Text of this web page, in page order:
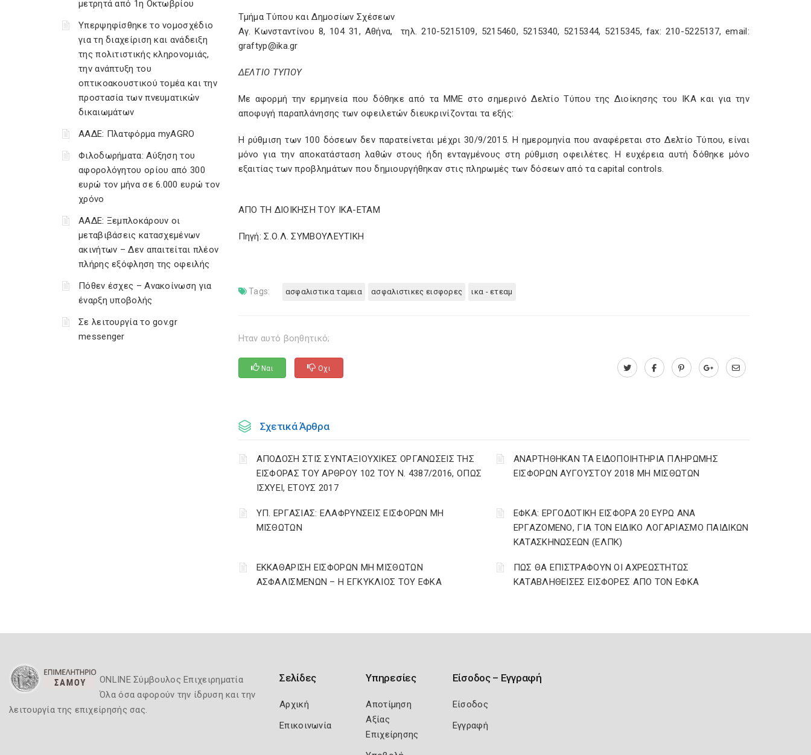
μετρητά από 1η Οκτωβρίου
Υπερψηφίσθηκε το νομοσχέδιο
για τη διαχείριση και ανάδειξη
της πολιτιστικής κληρονομιάς,
την ανάπτυξη του
οπτικοακουστικού τομέα και την
προστασία των πνευματικών
δικαιωμάτων
ΑΑΔΕ: Πλατφόρμα myAGRO
Φιλοδωρήματα: Αύξηση του
αφορολόγητου ορίου από 300
ευρώ τον μήνα σε 6.000 ευρώ τον
χρόνο
ΑΑΔΕ: Ξεμπλοκάρουν οι
μεταβιβάσεις κατασχεμένων
ακινήτων – Δεν απαιτείται πλέον
πλήρης εξόφληση της οφειλής
Πόθεν έσχες – Ανακοίνωση για
έναρξη υποβολής
Σε λειτουργία το gov.gr
messenger
Τμήμα Τύπου και Δημοσίων Σχέσεων
Αγ. Κωνσταντίνου 8, 104 31, Αθήνα, τηλ. 210-5215109, 5215460, 5215340, 5215344, 5215345, fax: 210-5225137, email:
graftyp@ika.gr
ΔΕΛΤΙΟ ΤΥΠΟΥ
Με αφορμή την ερμηνεία που δόθηκε από τα ΜΜΕ στο σημερινό Δελτίο Τύπου της Διοίκησης του ΙΚΑ και για την
αποφυγή παραπλάνησης των οφειλετών διευκρινίζονται τα εξής:
Η ρύθμιση των 100 δόσεων δεν παρατείνεται μέχρι 30/9/2015. Η ημερομηνία που αναφέρεται στο Δελτίο Τύπου, είναι
μόνο για την αποκατάσταση λαθών στους ήδη ενταγμένους στη ρύθμιση οφειλέτες. Η ευχέρεια αυτή δόθηκε μόνο
εξαιτίας των προβλημάτων που δημιουργήθηκαν στις πληρωμές των δόσεων από τα capital controls.
ΑΠΟ ΤΗ ΔΙΟΙΚΗΣΗ ΤΟΥ ΙΚΑ-ΕΤΑΜ
Πηγή: Σ.Ο.Λ. ΣΥΜΒΟΥΛΕΥΤΙΚΗ
Tags: ασφαλιστικα ταμεια ασφαλιστικες εισφορες ικα - ετεαμ
Ηταν αυτό βοηθητικό;
Ναι Οχι
Σχετικά Άρθρα
ΑΠΟΔΟΣΗ ΣΤΙΣ ΣΥΝΤΑΞΙΟΥΧΙΚΕΣ ΟΡΓΑΝΩΣΕΙΣ ΤΗΣ
ΕΙΣΦΟΡΑΣ ΤΟΥ ΑΡΘΡΟΥ 102 ΤΟΥ Ν. 4387/2016, ΟΠΩΣ
ΙΣΧΥΕΙ, ΕΤΟΥΣ 2017
ΑΝΑΡΤΗΘΗΚΑΝ ΤΑ ΕΙΔΟΠΟΙΗΤΗΡΙΑ ΠΛΗΡΩΜΗΣ
ΕΙΣΦΟΡΩΝ ΑΥΓΟΥΣΤΟΥ 2018 ΜΗ ΜΙΣΘΩΤΩΝ
ΥΠ. ΕΡΓΑΣΙΑΣ: ΕΛΑΦΡΥΝΣΕΙΣ ΕΙΣΦΟΡΩΝ ΜΗ
ΜΙΣΘΩΤΩΝ
ΕΦΚΑ: ΕΡΓΟΔΟΤΙΚΗ ΕΙΣΦΟΡΑ 20 ΕΥΡΩ ΑΝΑ
ΕΡΓΑΖΟΜΕΝΟ, ΓΙΑ ΤΟΝ ΕΙΔΙΚΟ ΛΟΓΑΡΙΑΣΜΟ ΠΑΙΔΙΚΩΝ
ΚΑΤΑΣΚΗΝΩΣΕΩΝ (ΕΛΠΚ)
ΕΚΚΑΘΑΡΙΣΗ ΕΙΣΦΟΡΩΝ ΜΗ ΜΙΣΘΩΤΩΝ
ΑΣΦΑΛΙΣΜΕΝΩΝ – Η ΕΓΚΥΚΛΙΟΣ ΤΟΥ ΕΦΚΑ
ΠΩΣ ΘΑ ΕΠΙΣΤΡΑΦΟΥΝ ΟΙ ΑΧΡΕΩΣΤΗΤΩΣ
ΚΑΤΑΒΛΗΘΕΙΣΕΣ ΕΙΣΦΟΡΕΣ ΑΠΟ ΤΟΝ ΕΦΚΑ
ONLINE Σύμβουλος Επιχειρηματία
Όλα όσα αφορούν την ίδρυση και την
λειτουργία της επιχείρησής σας.
Σελίδες
Αρχική
Επικοινωνία
Υπηρεσίες
Αποτίμηση
Αξίας
Επιχείρησης
Είσοδος – Εγγραφή
Είσοδος
Εγγραφή